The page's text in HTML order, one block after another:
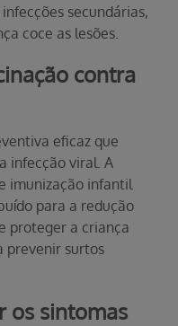
secundárias,
coce as lesões.
contra
eficaz que
infecção viral. A
imunização infantil
para a redução
proteger a criança
prevenir surtos
os sintomas